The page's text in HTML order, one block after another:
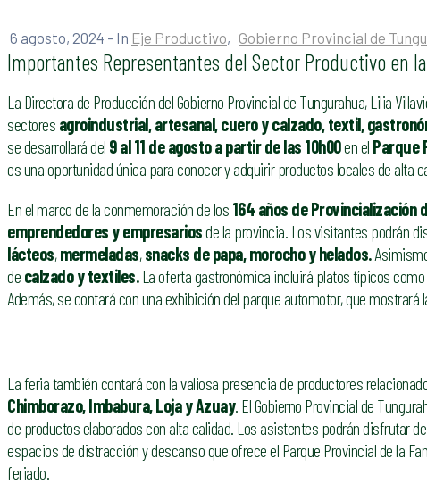
6 agosto, 2024 - In Eje Productivo‚ Gobierno Provincial de
Importantes Representantes del Sector Productivo en
La Directora de Producción del Gobierno Provincial de Tungurahua, Lilia
sectores agroindustrial, artesanal, cuero y calzado, textil,
se desarrollará del 9 al 11 de agosto a partir de las 10h00en el Parque
es una oportunidad única para conocer y adquirir productos locales de alta
En el marco de la conmemoración de los 164 años de Provincialización
emprendedores y empresariosde la provincia. Los visitantes podrán
lácteos,mermeladas,snacks de papa, morocho y helados.
de calzado y textiles.La oferta gastronómica incluirá platos típicos como
Además, se contará con una exhibición del parque automotor, que
La feria también contará con la valiosa presencia de productores
Chimborazo, Imbabura, Loja y Azuay. El Gobierno Provincial de
de productos elaborados con alta calidad. Los asistentes podrán disfrutar
espacios de distracción y descanso que ofrece el Parque Provincial de la
feriado.